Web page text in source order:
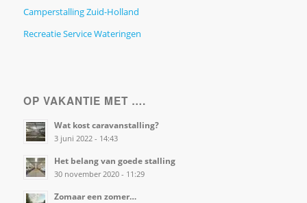
Camperstalling Zuid-Holland
Recreatie Service Wateringen
OP VAKANTIE MET ….
Wat kost caravanstalling?
3 juni 2022 - 14:43
Het belang van goede stalling
30 november 2020 - 11:29
Zomaar een zomer…